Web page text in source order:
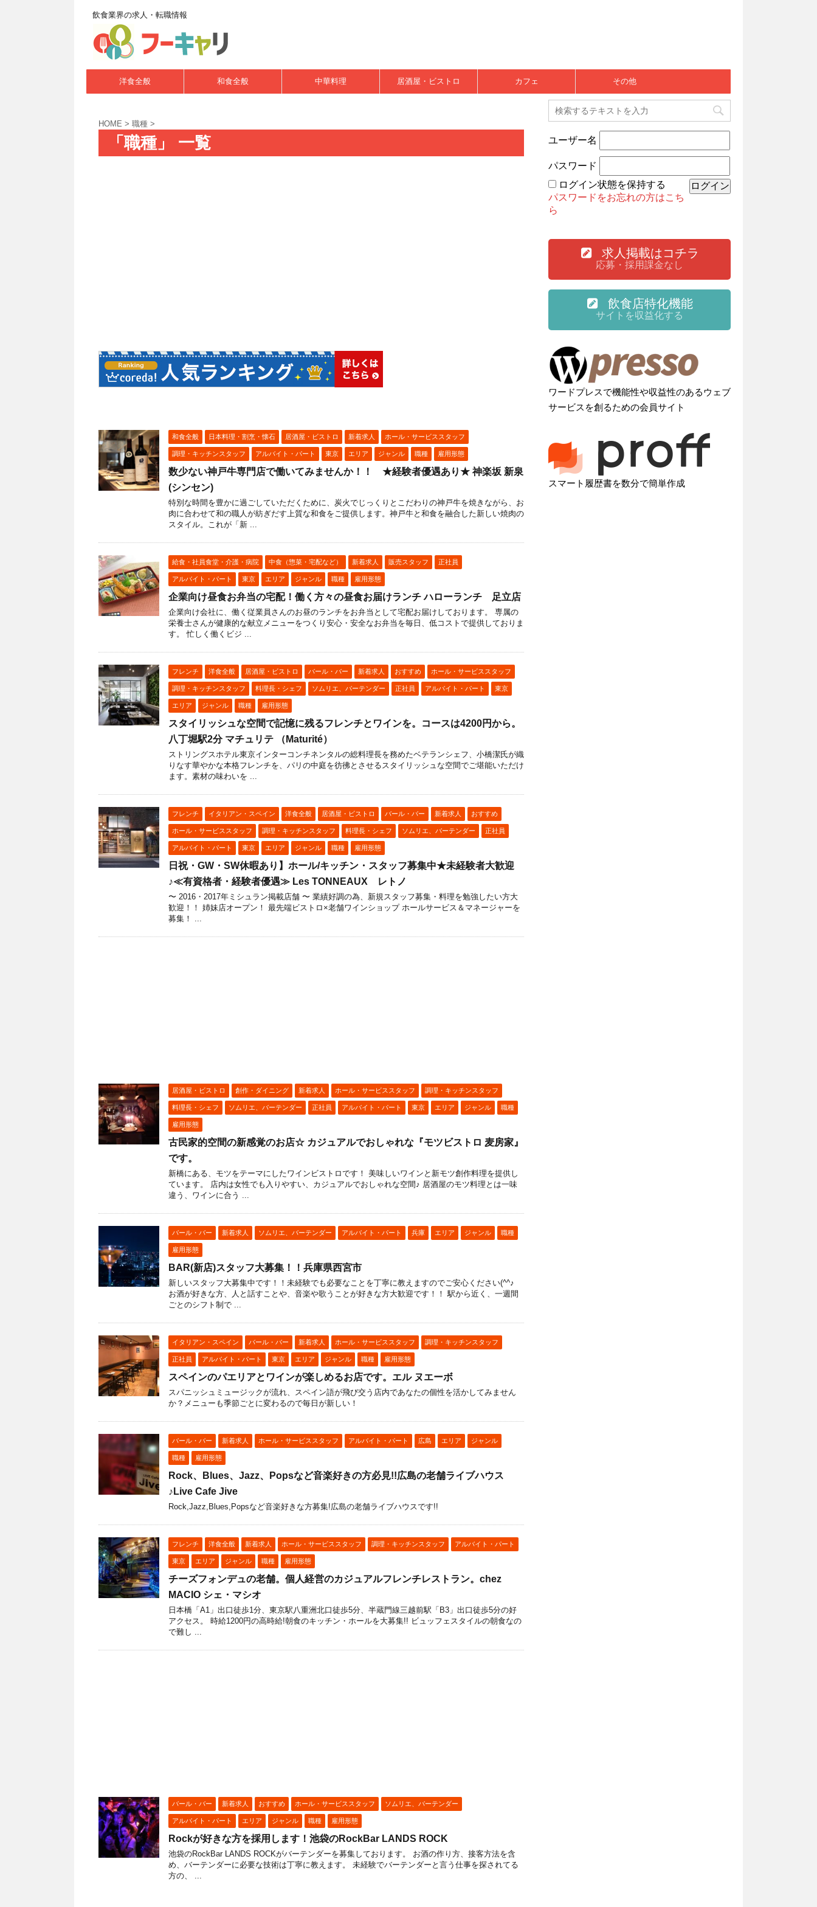
飲食業界の求人・転職情報
洋食全般 和食全般 中華料理 居酒屋・ビストロ カフェ その他
HOME > 職種 >
「職種」 一覧
和食全般 日本料理・割烹・懐石 居酒屋・ビストロ 新着求人 ホール・サービススタッフ
調理・キッチンスタッフ アルバイト・パート 東京 エリア ジャンル 職種 雇用形態
数少ない神戸牛専門店で働いてみませんか！！ ★経験者優遇あり★ 神楽坂 新泉
(シンセン)
特別な時間を豊かに過ごしていただくために、炭火でじっくりとこだわりの神戸牛を焼きながら、お
肉に合わせて和の職人が紡ぎだす上質な和食をご提供します。神戸牛と和食を融合した新しい焼肉の
スタイル。これが「新 ...
給食・社員食堂・介護・病院 中食（惣菜・宅配など） 新着求人 販売スタッフ 正社員
アルバイト・パート 東京 エリア ジャンル 職種 雇用形態
企業向け昼食お弁当の宅配！働く方々の昼食お届けランチ ハローランチ 足立店
企業向け会社に、働く従業員さんのお昼のランチをお弁当として宅配お届けしております。 専属の
栄養士さんが健康的な献立メニューをつくり安心・安全なお弁当を毎日、低コストで提供しておりま
す。 忙しく働くビジ ...
フレンチ 洋食全般 居酒屋・ビストロ バール・バー 新着求人 おすすめ ホール・サービススタッフ
調理・キッチンスタッフ 料理長・シェフ ソムリエ、バーテンダー 正社員 アルバイト・パート 東京
エリア ジャンル 職種 雇用形態
スタイリッシュな空間で記憶に残るフレンチとワインを。コースは4200円から。
八丁堀駅2分 マチュリテ （Maturité）
ストリングスホテル東京インターコンチネンタルの総料理長を務めたベテランシェフ、小橋潔氏が織
りなす華やかな本格フレンチを、パリの中庭を彷彿とさせるスタイリッシュな空間でご堪能いただけ
ます。素材の味わいを ...
フレンチ イタリアン・スペイン 洋食全般 居酒屋・ビストロ バール・バー 新着求人 おすすめ
ホール・サービススタッフ 調理・キッチンスタッフ 料理長・シェフ ソムリエ、バーテンダー 正社員
アルバイト・パート 東京 エリア ジャンル 職種 雇用形態
日祝・GW・SW休暇あり】ホール/キッチン・スタッフ募集中★未経験者大歓迎
♪≪有資格者・経験者優遇≫ Les TONNEAUX レトノ
〜 2016・2017年ミシュラン掲載店舗 〜 業績好調の為、新規スタッフ募集・料理を勉強したい方大
歓迎！！ 姉妹店オープン！ 最先端ビストロ×老舗ワインショップ ホールサービス＆マネージャーを
募集！ ...
居酒屋・ビストロ 創作・ダイニング 新着求人 ホール・サービススタッフ 調理・キッチンスタッフ
料理長・シェフ ソムリエ、バーテンダー 正社員 アルバイト・パート 東京 エリア ジャンル 職種
雇用形態
古民家的空間の新感覚のお店☆ カジュアルでおしゃれな『モツビストロ 麦房家』
です。
新橋にある、モツをテーマにしたワインビストロです！ 美味しいワインと新モツ創作料理を提供し
ています。 店内は女性でも入りやすい、カジュアルでおしゃれな空間♪ 居酒屋のモツ料理とは一味
違う、ワインに合う ...
バール・バー 新着求人 ソムリエ、バーテンダー アルバイト・パート 兵庫 エリア ジャンル 職種
雇用形態
BAR(新店)スタッフ大募集！！兵庫県西宮市
新しいスタッフ大募集中です！！未経験でも必要なことを丁寧に教えますのでご安心ください(^^♪
お酒が好きな方、人と話すことや、音楽や歌うことが好きな方大歓迎です！！ 駅から近く、一週間
ごとのシフト制で ...
イタリアン・スペイン バール・バー 新着求人 ホール・サービススタッフ 調理・キッチンスタッフ
正社員 アルバイト・パート 東京 エリア ジャンル 職種 雇用形態
スペインのパエリアとワインが楽しめるお店です。エル ヌエーボ
スパニッシュミュージックが流れ、スペイン語が飛び交う店内であなたの個性を活かしてみません
か？メニューも季節ごとに変わるので毎日が新しい！
バール・バー 新着求人 ホール・サービススタッフ アルバイト・パート 広島 エリア ジャンル
職種 雇用形態
Rock、Blues、Jazz、Popsなど音楽好きの方必見!!広島の老舗ライブハウス
♪Live Cafe Jive
Rock,Jazz,Blues,Popsなど音楽好きな方募集!広島の老舗ライブハウスです!!
フレンチ 洋食全般 新着求人 ホール・サービススタッフ 調理・キッチンスタッフ アルバイト・パート
東京 エリア ジャンル 職種 雇用形態
チーズフォンデュの老舗。個人経営のカジュアルフレンチレストラン。chez
MACIO シェ・マシオ
日本橋「A1」出口徒歩1分、東京駅八重洲北口徒歩5分、半蔵門線三越前駅「B3」出口徒歩5分の好
アクセス。 時給1200円の高時給!朝食のキッチン・ホールを大募集!! ビュッフェスタイルの朝食なの
で難し ...
バール・バー 新着求人 おすすめ ホール・サービススタッフ ソムリエ、バーテンダー
アルバイト・パート エリア ジャンル 職種 雇用形態
Rockが好きな方を採用します！池袋のRockBar LANDS ROCK
池袋のRockBar LANDS ROCKがバーテンダーを募集しております。 お酒の作り方、接客方法を含
め、バーテンダーに必要な技術は丁寧に教えます。 未経験でバーテンダーと言う仕事を探されてる
方の、 ...
ユーザー名
パスワード
ログイン状態を保持する
パスワードをお忘れの方はこち
ら
求人掲載はコチラ
応募・採用課金なし
飲食店特化機能
サイトを収益化する
ワードプレスで機能性や収益性のあるウェブ
サービスを創るための会員サイト
スマート履歴書を数分で簡単作成